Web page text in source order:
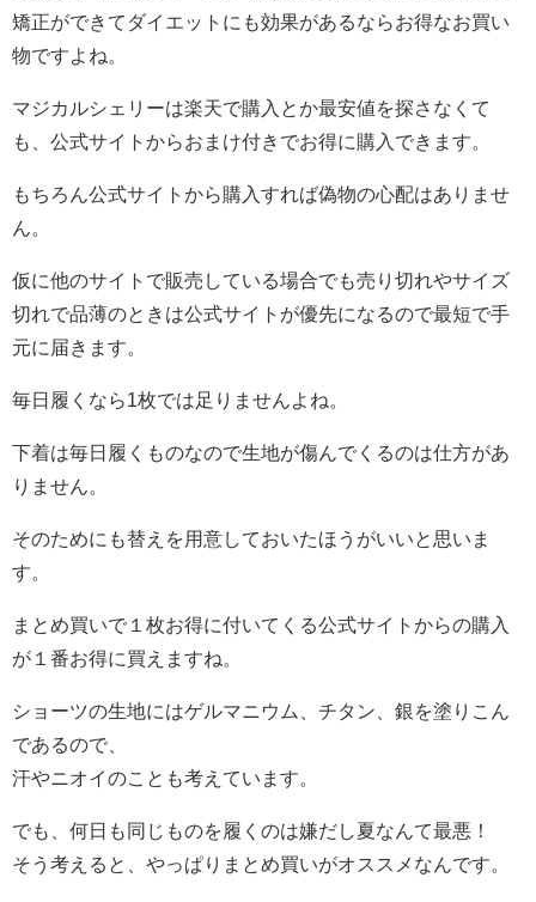
矯正ができてダイエットにも効果があるならお得なお買い
物ですよね。
マジカルシェリーは楽天で購入とか最安値を探さなくて
も、公式サイトからおまけ付きでお得に購入できます。
もちろん公式サイトから購入すれば偽物の心配はありませ
ん。
仮に他のサイトで販売している場合でも売り切れやサイズ
切れで品薄のときは公式サイトが優先になるので最短で手
元に届きます。
毎日履くなら1枚では足りませんよね。
下着は毎日履くものなので生地が傷んでくるのは仕方があ
りません。
そのためにも替えを用意しておいたほうがいいと思いま
す。
まとめ買いで１枚お得に付いてくる公式サイトからの購入
が１番お得に買えますね。
ショーツの生地にはゲルマニウム、チタン、銀を塗りこん
であるので、
汗やニオイのことも考えています。
でも、何日も同じものを履くのは嫌だし夏なんて最悪！
そう考えると、やっぱりまとめ買いがオススメなんです。